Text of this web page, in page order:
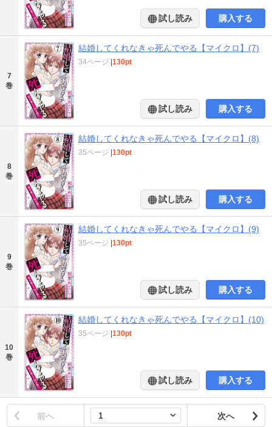
試し読み 購入する
7
巻
結婚してくれなきゃ死んでやる【マイクロ】(7)
34ページ |130pt
試し読み 購入する
8
巻
結婚してくれなきゃ死んでやる【マイクロ】(8)
35ページ |130pt
試し読み 購入する
9
巻
結婚してくれなきゃ死んでやる【マイクロ】(9)
35ページ |130pt
試し読み 購入する
10
巻
結婚してくれなきゃ死んでやる【マイクロ】(10)
35ページ |130pt
試し読み 購入する
前へ 次へ